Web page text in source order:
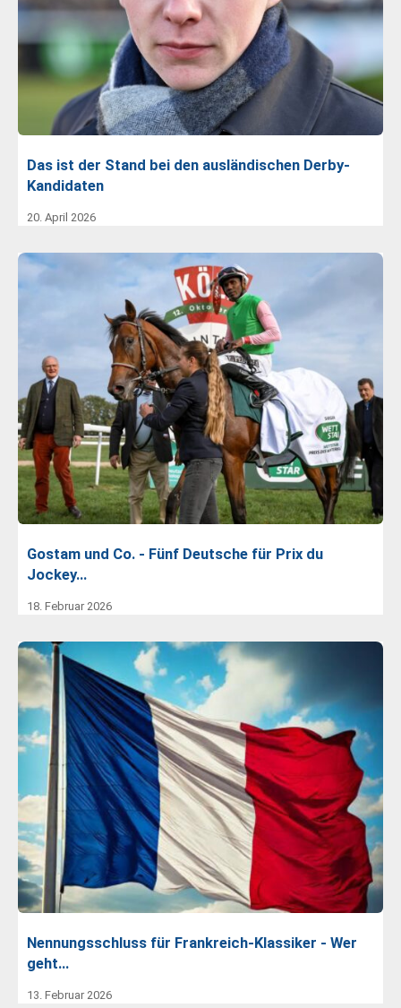
Das ist der Stand bei den ausländischen Derby-
Kandidaten
20. April 2026
Gostam und Co. - Fünf Deutsche für Prix du
Jockey…
18. Februar 2026
Nennungsschluss für Frankreich-Klassiker - Wer
geht…
13. Februar 2026